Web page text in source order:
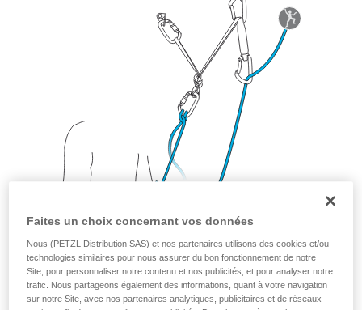
Faites un choix concernant vos données
Nous (PETZL Distribution SAS) et nos partenaires utilisons des cookies et/ou
technologies similaires pour nous assurer du bon fonctionnement de notre
Site, pour personnaliser notre contenu et nos publicités, et pour analyser notre
trafic. Nous partageons également des informations, quant à votre navigation
sur notre Site, avec nos partenaires analytiques, publicitaires et de réseaux